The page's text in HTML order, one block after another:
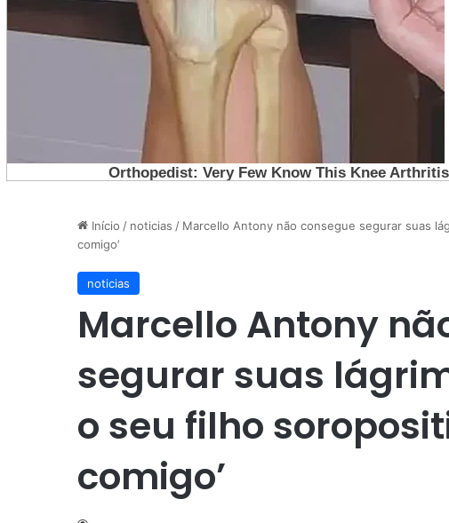
Início / noticias / Marcello Antony não consegue segurar suas
comigo’
noticias
Marcello Antony
segurar suas
o seu filho
comigo’